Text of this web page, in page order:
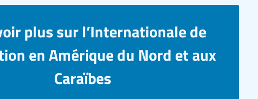
plus sur l’Internationale de
en Amérique du Nord et aux
Caraïbes